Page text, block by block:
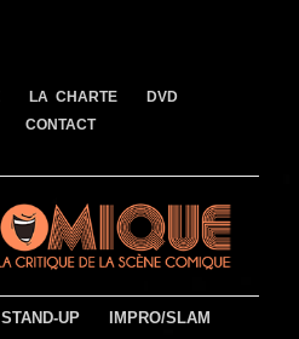
LA CHARTE
DVD
CONTACT
STAND-UP
IMPRO/SLAM